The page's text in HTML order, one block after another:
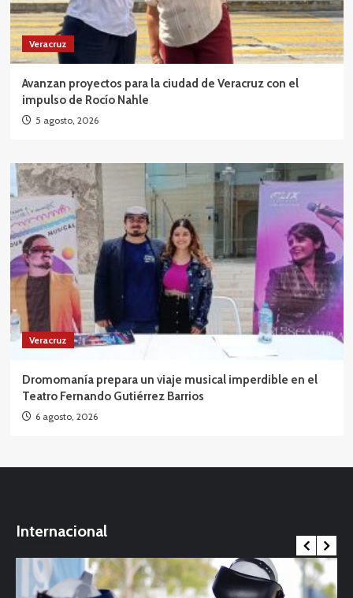
Veracruz
Avanzan proyectos para la ciudad de Veracruz con el
impulso de Rocío Nahle
5 agosto, 2026
Veracruz
Dromomanía prepara un viaje musical imperdible en el
Teatro Fernando Gutiérrez Barrios
6 agosto, 2026
Internacional